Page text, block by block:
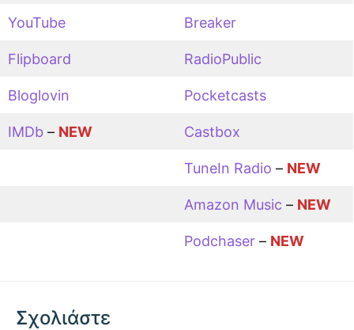
YouTube Breaker
Flipboard RadioPublic
Bloglovin Pocketcasts
IMDb – NEW Castbox
TuneIn Radio – NEW
Amazon Music – NEW
Podchaser – NEW
Σχολιάστε